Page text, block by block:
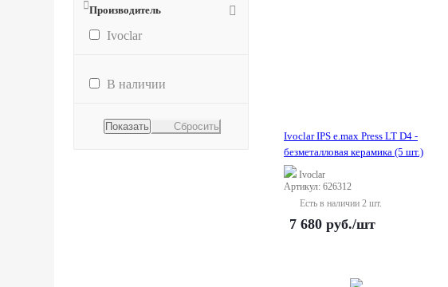
Производитель
Ivoclar
В наличии
Сбросить
Ivoclar IPS e.max Press LT D4 -
безметалловая керамика (5 шт.)
Ivoclar
Артикул: 626312
Есть в наличии 2 шт.
7 680 руб./шт